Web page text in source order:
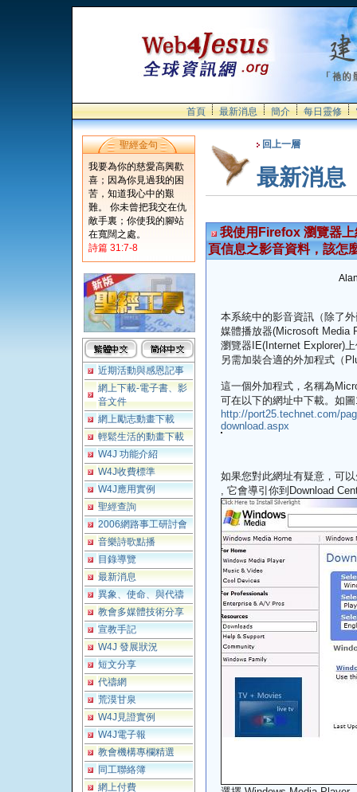
首頁 最新消息 簡介 每日靈修
聖經金句
我要為你的慈愛高興歡
喜；因為你見過我的困
苦，知道我心中的艱
難。 你未曾把我交在仇
敵手裏；你使我的腳站
在寬闊之處。
詩篇 31:7-8
近期活動與感恩記事
網上下載-電子書、影
音文件
網上勵志動畫下載
輕鬆生活的動畫下載
W4J 功能介紹
W4J收費標準
W4J應用實例
聖經查詢
2006網路事工研討會
音樂詩歌點播
目錄導覽
最新消息
異象、使命、與代禱
教會多媒體技術分享
宣教手記
W4J 發展狀況
短文分享
代禱網
荒漠甘泉
W4J見證實例
W4J電子報
教會機構專欄精選
同工聯絡簿
網上付費
回上一層
最新消息
我使用Firefox 瀏覽器
頁信息之影音資料，該怎
本系統中的影音資訊（除了
媒體播放器(Microsoft Media
瀏覽器IE(Internet Explorer)
另需加裝合適的外加程式（
這一個外加程式，名稱為
可在以下的網址中下載。如
http://port25.technet.com/
download.aspx
如果您對此網址有疑意，可
, 它會導引你到Download